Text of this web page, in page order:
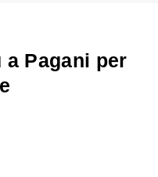
Pagani per